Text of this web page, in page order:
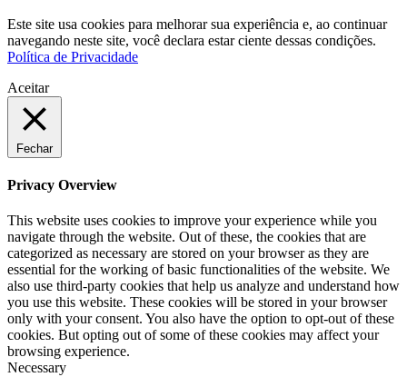
Este site usa cookies para melhorar sua experiência e, ao continuar
navegando neste site, você declara estar ciente dessas condições.
Política de Privacidade
Aceitar
Fechar
Privacy Overview
This website uses cookies to improve your experience while you
navigate through the website. Out of these, the cookies that are
categorized as necessary are stored on your browser as they are
essential for the working of basic functionalities of the website. We
also use third-party cookies that help us analyze and understand how
you use this website. These cookies will be stored in your browser
only with your consent. You also have the option to opt-out of these
cookies. But opting out of some of these cookies may affect your
browsing experience.
Necessary